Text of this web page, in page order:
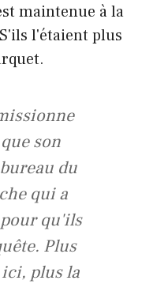
maintenue à la
l'étaient plus
son
du
qui a
qu'ils
Plus
plus la